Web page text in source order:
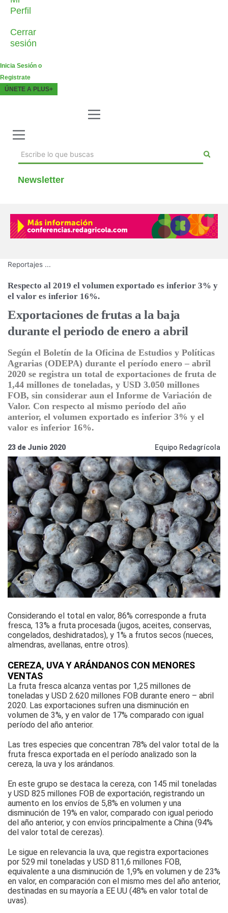
Perfil
Cerrar
sesión
Inicia Sesión o
Registrate
ÚNETE A PLUS+
Newsletter
Reportajes ...
Respecto al 2019 el volumen exportado es inferior 3% y
el valor es inferior 16%.
Exportaciones de frutas a la baja
durante el periodo de enero a abril
Según el Boletín de la Oficina de Estudios y Políticas
Agrarias (ODEPA) durante el período enero – abril
2020 se registra un total de exportaciones de fruta de
1,44 millones de toneladas, y USD 3.050 millones
FOB, sin considerar aun el Informe de Variación de
Valor. Con respecto al mismo período del año
anterior, el volumen exportado es inferior 3% y el
valor es inferior 16%.
23 de Junio 2020 Equipo Redagrícola
Considerando el total en valor, 86% corresponde a fruta
fresca, 13% a fruta procesada (jugos, aceites, conservas,
congelados, deshidratados), y 1% a frutos secos (nueces,
almendras, avellanas, entre otros).
CEREZA, UVA Y ARÁNDANOS CON MENORES
VENTAS
La fruta fresca alcanza ventas por 1,25 millones de
toneladas y USD 2.620 millones FOB durante enero – abril
2020. Las exportaciones sufren una disminución en
volumen de 3%, y en valor de 17% comparado con igual
período del año anterior.
Las tres especies que concentran 78% del valor total de la
fruta fresca exportada en el período analizado son la
cereza, la uva y los arándanos.
En este grupo se destaca la cereza, con 145 mil toneladas
y USD 825 millones FOB de exportación, registrando un
aumento en los envíos de 5,8% en volumen y una
disminución de 19% en valor, comparado con igual periodo
del año anterior, y con envíos principalmente a China (94%
del valor total de cerezas).
Le sigue en relevancia la uva, que registra exportaciones
por 529 mil toneladas y USD 811,6 millones FOB,
equivalente a una disminución de 1,9% en volumen y de 23%
en valor, en comparación con el mismo mes del año anterior,
destinadas en su mayoría a EE UU (48% en valor total de
uvas).